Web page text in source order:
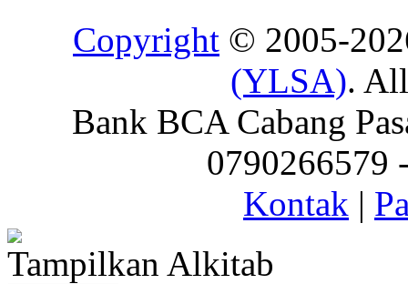
Copyright © 2005-
(YLSA).
Bank BCA Cabang
0790266579
Kontak |
Tampilkan Alkitab